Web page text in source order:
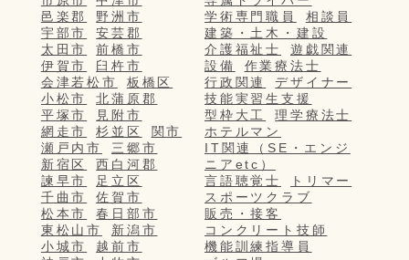
邑楽郡
野洲市
宇部市
安芸郡
太田市
前橋市
伊賀市
臼杵市
会津若松市
板橋区
小松市
北蒲原郡
平塚市
見附市
網走市
杉並区
関市
瀬戸内市
三郷市
新宿区
西白河郡
諫早市
足立区
千曲市
佐賀市
松本市
春日部市
東松山市
新潟市
小城市
越前市
学術専門職員
相談員
建築・土木・建設
介護福祉士
遊戯関連
設備
作業療法士
行政関連
デザイナー
技能実習生支援
型枠大工
理学療法士
ホテルマン
IT関連（SE・エンジ
ニアetc）
言語聴覚士
トリマー
スポーツクラブ
販売・接客
コンクリート技師
機能訓練指導員